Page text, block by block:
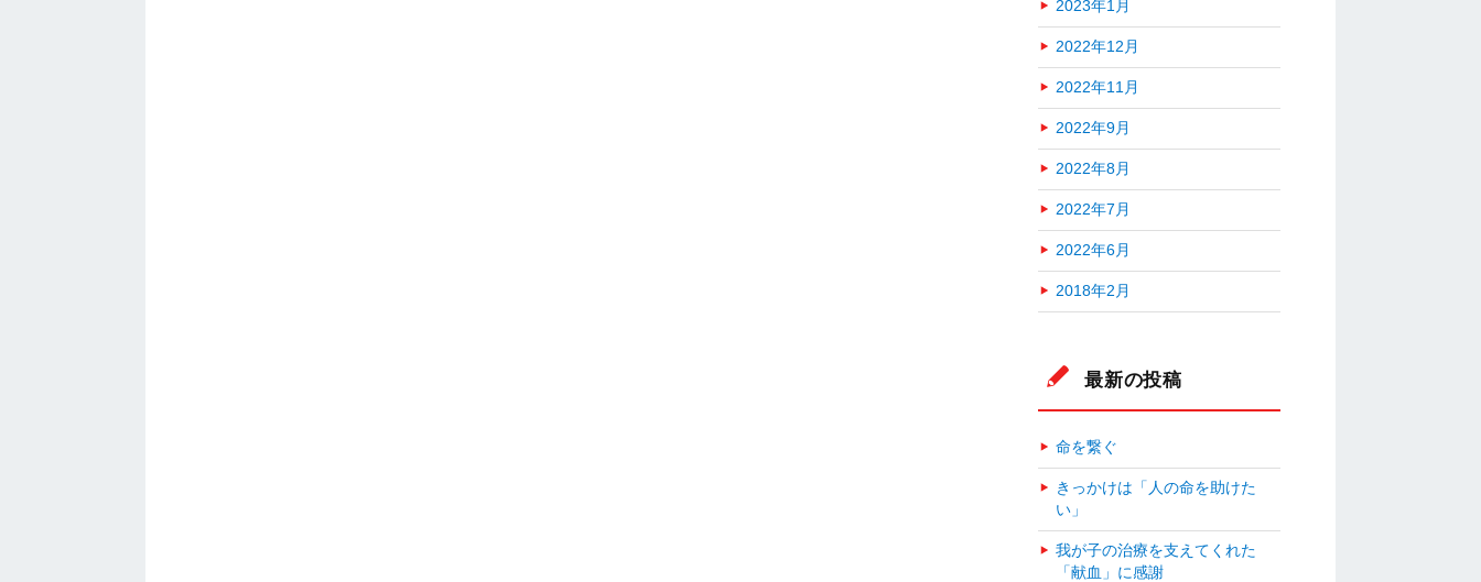
2023年1月
2022年12月
2022年11月
2022年9月
2022年8月
2022年7月
2022年6月
2018年2月
最新の投稿
命を繋ぐ
きっかけは「人の命を助けた
い」
我が子の治療を支えてくれた
「献血」に感謝